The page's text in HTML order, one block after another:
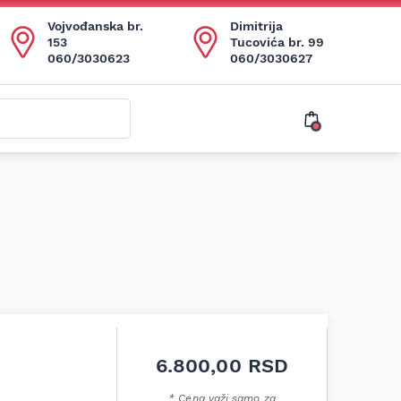
Vojvođanska br.
153
060/3030623
Dimitrija
Tucovića br. 99
060/3030627
6.800,00 RSD
* Cena važi samo za